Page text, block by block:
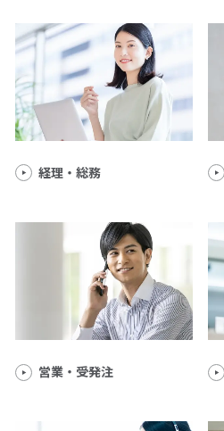
経理・総務
営業・受発注